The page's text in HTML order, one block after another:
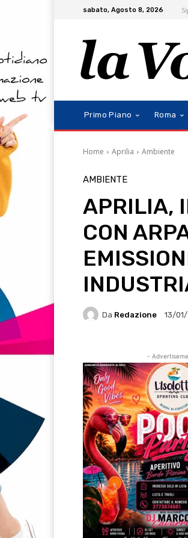
sabato, Agosto 8, 2026
Primo Piano Roma
Home Aprilia Ambiente
AMBIENTE
APRILIA,
CON
Da Redazione 13/
-